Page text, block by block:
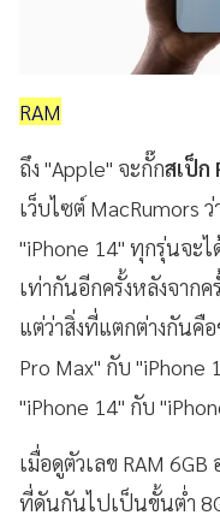
RAM
ถึง "Apple" จะกั๊กสเป็ก
เว็บไซต์ MacRumors
"iPhone 14" ทุกรุ่นจะไ
เท่ากันอีกครั้งหลังจาก
แต่ว่าสิ่งที่แตกต่างกันคื
Pro Max" กับ "iPhone
"iPhone 14" กับ
เมื่อดูตัวเลข RAM 6GB
ที่ดันกันไปเป็นขั้นต่ำ